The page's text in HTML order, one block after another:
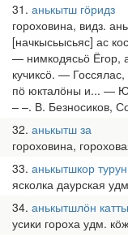
31 анькытш гӧридз
гороховина, видз.
[начкысьысьяс] ас
— нимкодясьӧ Ёгор,
кучиксӧ. —
пӧ юкталӧны и... —
– –. В. Безносиков,
32 анькытш за
гороховина,
33 анькытшкор турун
ясколка даурская
34 анькытшлӧн
усики гороха удм.